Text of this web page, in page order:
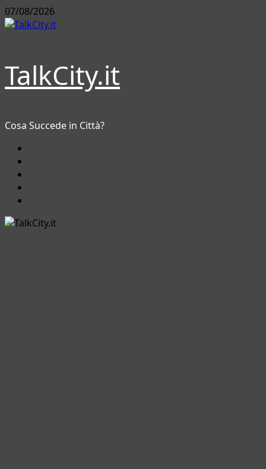
Vai
al
07/08/2026
TalkCity.it
Cosa Succede in Città?